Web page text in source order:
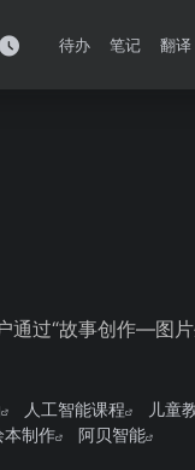
待办 笔记 翻译
通过“故事创作—图
人工智能课程 儿童
本制作
阿贝智能